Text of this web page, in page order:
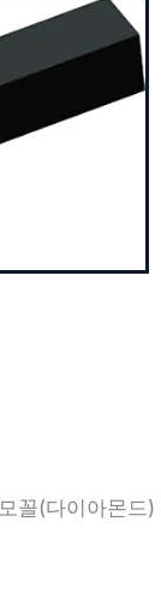
꼴(다이아몬드)